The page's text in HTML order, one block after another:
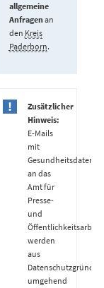
allgemeine
Anfragenan
den Kreis
Paderborn.
Zusätzlicher
Hinweis:
E-Mails
mit
Gesundheitsdaten
an das
Amt für
Presse-
und
Öffentlichkeitsarbeit
werden
aus
Datenschutzgründen
umgehend